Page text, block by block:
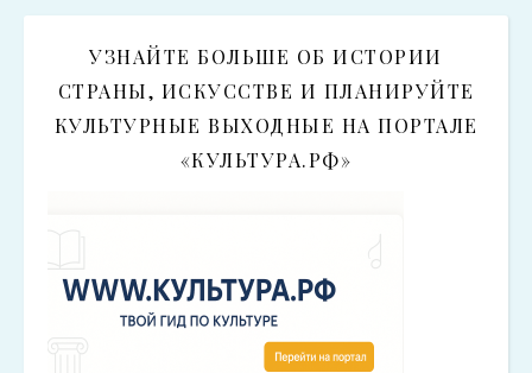
УЗНАЙТЕ БОЛЬШЕ ОБ ИСТОРИИ
СТРАНЫ, ИСКУССТВЕ И ПЛАНИРУЙТЕ
КУЛЬТУРНЫЕ ВЫХОДНЫЕ НА ПОРТАЛЕ
«КУЛЬТУРА.РФ»